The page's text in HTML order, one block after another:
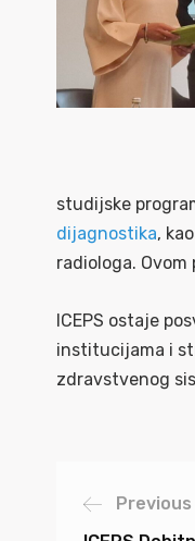
studijske
dijagnostika,
radiologa. Ovom
ICEPS ostaje
institucijama i
zdravstvenog
Previous